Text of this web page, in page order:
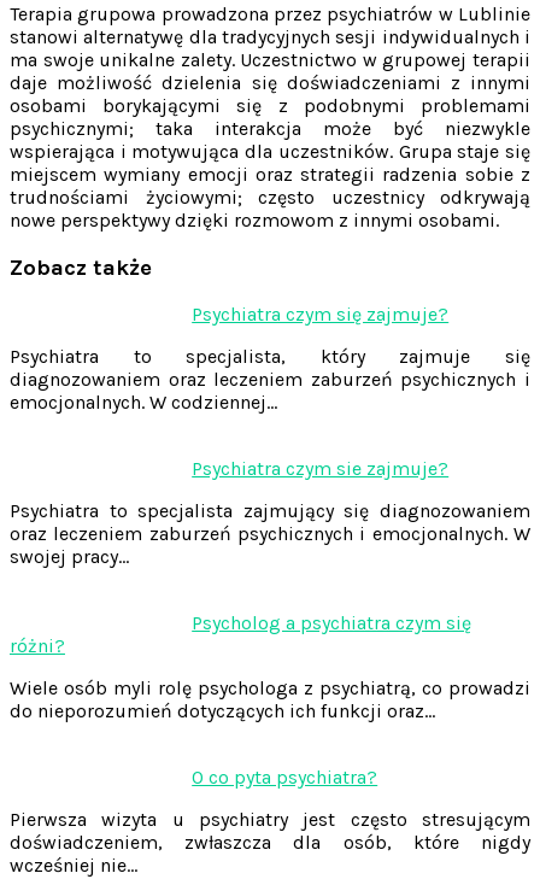
Terapia grupowa prowadzona przez psychiatrów w Lublinie
stanowi alternatywę dla tradycyjnych sesji indywidualnych i
ma swoje unikalne zalety. Uczestnictwo w grupowej terapii
daje możliwość dzielenia się doświadczeniami z innymi
osobami borykającymi się z podobnymi problemami
psychicznymi; taka interakcja może być niezwykle
wspierająca i motywująca dla uczestników. Grupa staje się
miejscem wymiany emocji oraz strategii radzenia sobie z
trudnościami życiowymi; często uczestnicy odkrywają
nowe perspektywy dzięki rozmowom z innymi osobami.
Zobacz także
Psychiatra czym się zajmuje?
Psychiatra to specjalista, który zajmuje się
diagnozowaniem oraz leczeniem zaburzeń psychicznych i
emocjonalnych. W codziennej…
Psychiatra czym sie zajmuje?
Psychiatra to specjalista zajmujący się diagnozowaniem
oraz leczeniem zaburzeń psychicznych i emocjonalnych. W
swojej pracy…
Psycholog a psychiatra czym się
różni?
Wiele osób myli rolę psychologa z psychiatrą, co prowadzi
do nieporozumień dotyczących ich funkcji oraz…
O co pyta psychiatra?
Pierwsza wizyta u psychiatry jest często stresującym
doświadczeniem, zwłaszcza dla osób, które nigdy
wcześniej nie…
wpisu